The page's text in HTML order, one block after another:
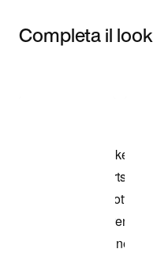
Completa il look